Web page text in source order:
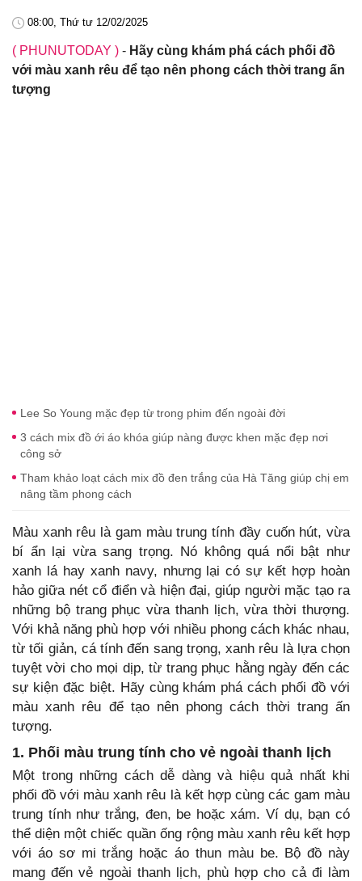
08:00, Thứ tư 12/02/2025
( PHUNUTODAY ) - Hãy cùng khám phá cách phối đồ
với màu xanh rêu để tạo nên phong cách thời trang ấn
tượng
Lee So Young mặc đẹp từ trong phim đến ngoài đời
3 cách mix đồ ới áo khóa giúp nàng được khen mặc đẹp nơi
công sở
Tham khảo loạt cách mix đồ đen trắng của Hà Tăng giúp chị em
nâng tầm phong cách
Màu xanh rêu là gam màu trung tính đầy cuốn hút, vừa
bí ẩn lại vừa sang trọng. Nó không quá nổi bật như
xanh lá hay xanh navy, nhưng lại có sự kết hợp hoàn
hảo giữa nét cổ điển và hiện đại, giúp người mặc tạo ra
những bộ trang phục vừa thanh lịch, vừa thời thượng.
Với khả năng phù hợp với nhiều phong cách khác nhau,
từ tối giản, cá tính đến sang trọng, xanh rêu là lựa chọn
tuyệt vời cho mọi dịp, từ trang phục hằng ngày đến các
sự kiện đặc biệt. Hãy cùng khám phá cách phối đồ với
màu xanh rêu để tạo nên phong cách thời trang ấn
tượng.
1. Phối màu trung tính cho vẻ ngoài thanh lịch
Một trong những cách dễ dàng và hiệu quả nhất khi
phối đồ với màu xanh rêu là kết hợp cùng các gam màu
trung tính như trắng, đen, be hoặc xám. Ví dụ, bạn có
thể diện một chiếc quần ống rộng màu xanh rêu kết hợp
với áo sơ mi trắng hoặc áo thun màu be. Bộ đồ này
mang đến vẻ ngoài thanh lịch, phù hợp cho cả đi làm